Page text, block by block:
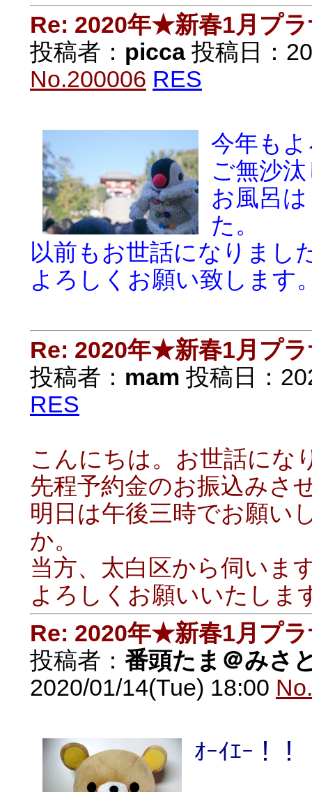
Re: 2020年★新春1月プ
投稿者： picca投稿日：
No.200006 RES
今年も
ご無沙
お風呂
た。
以前もお世話になりまし
よろしくお願い致します
Re: 2020年★新春1月プ
投稿者： mam 投稿日：
RES
こんにちは。お世話にな
先程予約金のお振込みさ
明日は午後三時でお願い
か。
当方、太白区から伺いま
よろしくお願いいたしま
Re: 2020年★新春1月プ
投稿者： 番頭たま＠みさ
2020/01/14(Tue) 18:00
ｵｰｲｴｰ！！